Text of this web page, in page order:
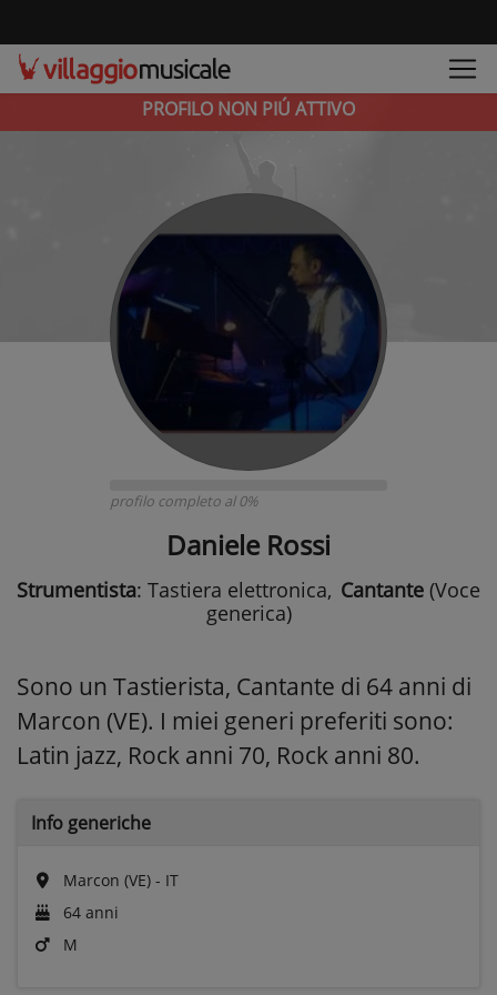
PROFILO NON PIÚ ATTIVO
profilo completo al 0%
Daniele Rossi
Strumentista: Tastiera elettronica, Cantante (Voce
generica)
Sono un Tastierista, Cantante di 64 anni di
Marcon (VE). I miei generi preferiti sono:
Latin jazz, Rock anni 70, Rock anni 80.
Info generiche
Marcon (VE) - IT
64 anni
M